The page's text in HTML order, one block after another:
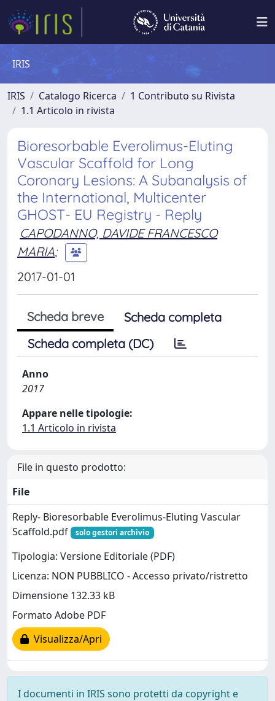
IRIS
IRIS Catalogo Ricerca
1 Contributo su Rivista
1.1 Articolo in rivista
Bioresorbable Everolimus-Eluting
Vascular Scaffold for Long
Coronary Lesions: A Subanalysis of
the International, Multicenter
GHOST- EU Registry - Reply
CAPODANNO, DAVIDE FRANCESCO
MARIA;
2017-01-01
Scheda breve
Scheda completa
Scheda completa (DC)
Anno
2017
Appare nelle tipologie:
1.1 Articolo in rivista
File in questo prodotto:
File
Reply- Bioresorbable Everolimus-Eluting Vascular
Scaffold.pdf
solo gestori archivio
Tipologia: Versione Editoriale (PDF)
Licenza: NON PUBBLICO - Accesso privato/ristretto
Dimensione 132.33 kB
Formato Adobe PDF
Visualizza/Apri
I documenti in IRIS sono protetti da copyright e